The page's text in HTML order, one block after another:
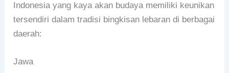
Indonesia yang kaya akan budaya memiliki keunikan
tersendiri dalam tradisi bingkisan lebaran di berbagai
daerah:
Jawa